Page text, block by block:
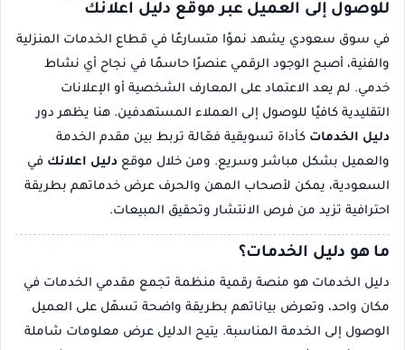
للوصول إلى العميل عبر موقع دليل اعلانك
في سوق سعودي يشهد نموًا متسارعًا في قطاع الخدمات المنزلية
والفنية، أصبح الوجود الرقمي عنصرًا حاسمًا في نجاح أي نشاط
خدمي. لم يعد الاعتماد على المعارف الشخصية أو الإعلانات
التقليدية كافيًا للوصول إلى العملاء المستهدفين. هنا يظهر دور
دليل الخدمات كأداة تسويقية فعّالة تربط بين مقدم الخدمة
والعميل بشكل مباشر وسريع. ومن خلال موقع دليل اعلانك في
السعودية، يمكن لأصحاب المهن والحرف عرض خدماتهم بطريقة
احترافية تزيد من فرص الانتشار وتحقيق المبيعات.
ما هو دليل الخدمات؟
دليل الخدمات هو منصة رقمية منظمة تجمع مقدمي الخدمات في
مكان واحد، وتعرض بياناتهم بطريقة واضحة تسهّل على العميل
الوصول إلى الخدمة المناسبة. يتيح الدليل عرض معلومات شاملة